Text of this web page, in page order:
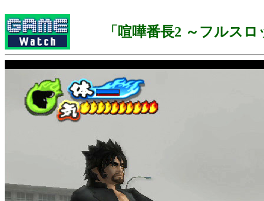
「喧嘩番長2 ～フルス